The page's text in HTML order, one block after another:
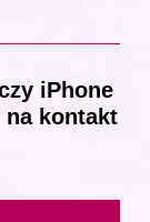
iPhone
na kontakt